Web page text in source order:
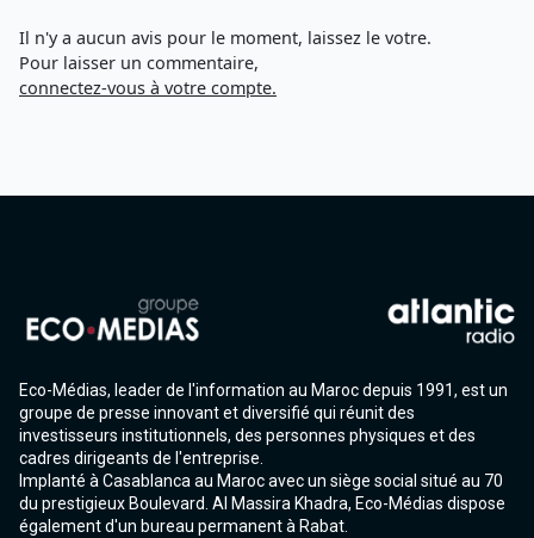
Il n'y a aucun avis pour le moment, laissez le votre.
Pour laisser un commentaire,
connectez-vous à votre compte.
Eco-Médias, leader de l'information au Maroc depuis 1991, est un
groupe de presse innovant et diversifié qui réunit des
investisseurs institutionnels, des personnes physiques et des
cadres dirigeants de l'entreprise.
Implanté à Casablanca au Maroc avec un siège social situé au 70
du prestigieux Boulevard. Al Massira Khadra, Eco-Médias dispose
également d'un bureau permanent à Rabat.